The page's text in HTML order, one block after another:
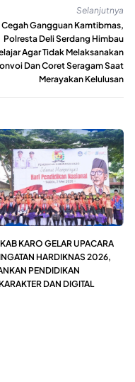
Selanjutnya
Cegah Gangguan Kamtibmas,
Polresta Deli Serdang Himbau
Agar Tidak Melaksanakan
Dan Coret Seragam Saat
Merayakan Kelulusan
KARO GELAR UPACARA
HARDIKNAS 2026,
PENDIDIKAN
DAN DIGITAL